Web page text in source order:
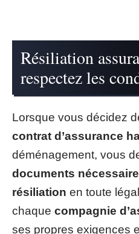
Résiliation
respectez les
Lorsque vous décidez
contrat d’assurance
déménagement, vous
documents
résiliation en toute
chaque compagnie
ses propres exigences